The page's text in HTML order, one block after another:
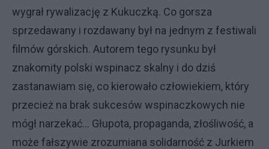
wygrał rywalizację z Kukuczką. Co gorsza
sprzedawany i rozdawany był na jednym z festiwali
filmów górskich. Autorem tego rysunku był
znakomity polski wspinacz skalny i do dziś
zastanawiam się, co kierowało człowiekiem, który
przecież na brak sukcesów wspinaczkowych nie
mógł narzekać… Głupota, propaganda, złośliwość, a
może fałszywie zrozumiana solidarność z Jurkiem